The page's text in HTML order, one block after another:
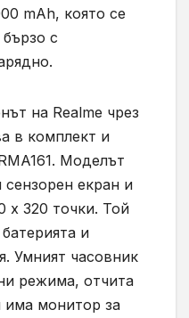
mAh, която се
с
на Realme чрез
в комплект и
Моделът
сензорен екран и
x 320 точки. Той
и
Умният часовник
режима, отчита
има монитор за